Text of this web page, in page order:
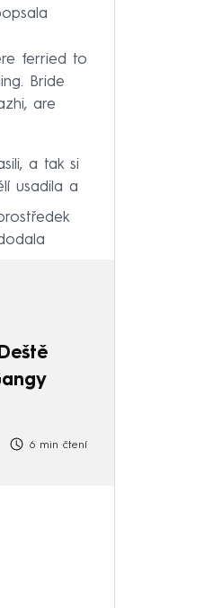
ferried to
Bride
are
a tak si
usadila a
6 min čtení